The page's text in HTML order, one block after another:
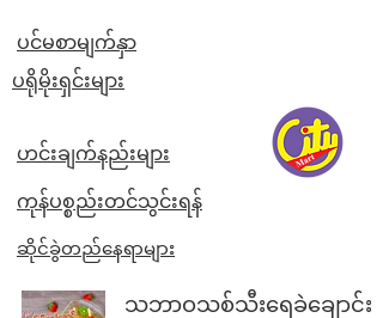
ပင်မစာမျက်နှာ
ဆိုင်ခွဲတည်နေရာများ
ကုန်ပစ္စည်းတင်သွင်းရန်
ဟင်းချက်နည်းများ
​ပရိုမိုးရှင်းများ
သဘာဝသစ်သီးရေခဲချောင်း